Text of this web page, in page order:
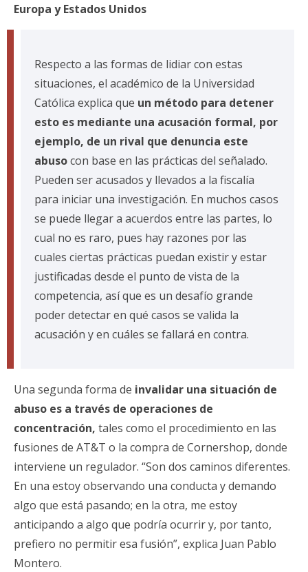
Europa y Estados Unidos
Respecto a las formas de lidiar con estas
situaciones, el académico de la Universidad
Católica explica que un método para detener
esto es mediante una acusación formal, por
ejemplo, de un rival que denuncia este
abusocon base en las prácticas del señalado.
Pueden ser acusados y llevados a la fiscalía
para iniciar una investigación. En muchos casos
se puede llegar a acuerdos entre las partes, lo
cual no es raro, pues hay razones por las
cuales ciertas prácticas puedan existir y estar
justificadas desde el punto de vista de la
competencia, así que es un desafío grande
poder detectar en qué casos se valida la
acusación y en cuáles se fallará en contra.
Una segunda forma de invalidar una situación de
abuso es a través de operaciones de
concentración, tales como el procedimiento en las
fusiones de AT&T o la compra de Cornershop, donde
interviene un regulador. “Son dos caminos diferentes.
En una estoy observando una conducta y demando
algo que está pasando; en la otra, me estoy
anticipando a algo que podría ocurrir y, por tanto,
prefiero no permitir esa fusión”, explica Juan Pablo
Montero.